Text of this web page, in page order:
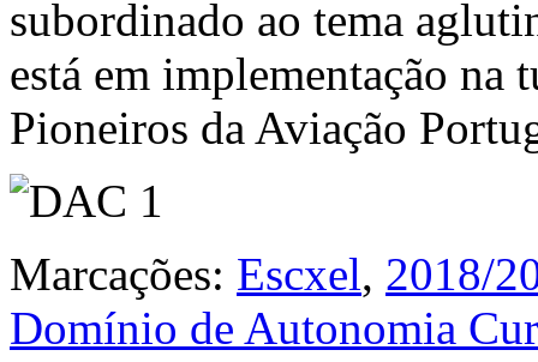
subordinado ao tema
está em implementação na
Pioneiros da Aviação
Marcações: Escxel, 2018/
Domínio de Autonomia